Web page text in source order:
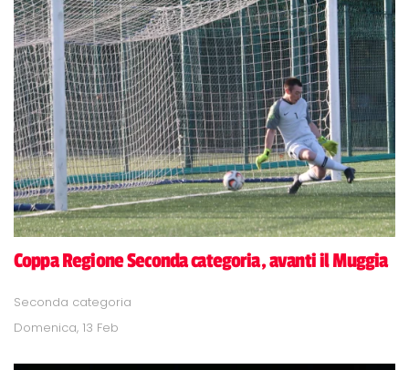
Coppa Regione Seconda categoria, avanti il Muggia
Seconda categoria
Domenica, 13 Feb